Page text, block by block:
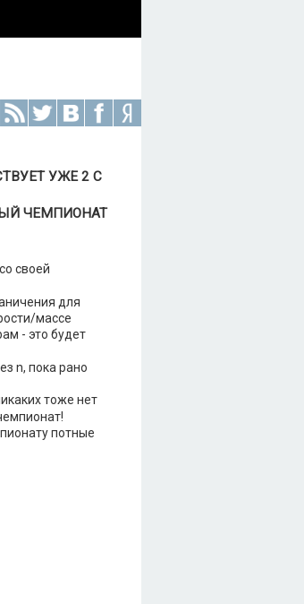
УЖЕ 2 С
ЧЕМПИОНАТ
своей
для
массе
- это будет
n, пока рано
тоже нет
потные